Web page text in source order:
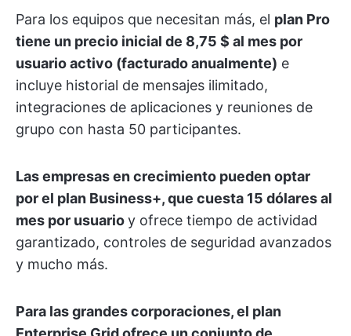
Para los equipos que necesitan más, el plan Pro
tiene un precio inicial de 8,75 $ al mes por
usuario activo (facturado anualmente) e
incluye historial de mensajes ilimitado,
integraciones de aplicaciones y reuniones de
grupo con hasta 50 participantes.
Las empresas en crecimiento pueden optar
por el plan Business+, que cuesta 15 dólares al
mes por usuarioy ofrece tiempo de actividad
garantizado, controles de seguridad avanzados
y mucho más.
Para las grandes corporaciones, el plan